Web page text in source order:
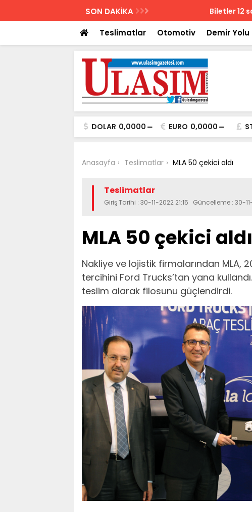
SON DAKİKA Biletler 12 saatte iade
Teslimatlar Otomotiv Demir Yolu
DOLAR 0,0000 EURO 0,0000
Anasayfa Teslimatlar MLA 50 çekici aldı
Teslimatlar
Giriş Tarihi : 30-11-2022 21:15 Güncelleme : 30-
MLA 50 çekici aldı
Nakliye ve lojistik firmalarından MLA,
tercihini Ford Trucks’tan yana
teslim alarak filosunu güçlendirdi.